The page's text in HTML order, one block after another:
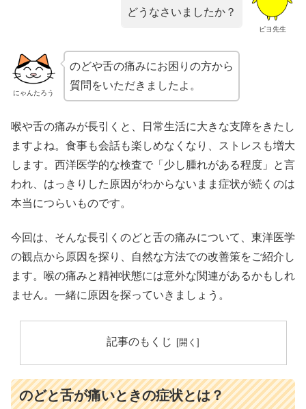
ピヨ先生
どうなさいましたか？
にゃんたろう
のどや舌の痛みにお困りの方から
質問をいただきましたよ。
喉や舌の痛みが長引くと、日常生活に大きな支障をきたし
ますよね。食事も会話も楽しめなくなり、ストレスも増大
します。西洋医学的な検査で「少し腫れがある程度」と言
われ、はっきりした原因がわからないまま症状が続くのは
本当につらいものです。
今回は、そんな長引くのどと舌の痛みについて、東洋医学
の観点から原因を探り、自然な方法での改善策をご紹介し
ます。喉の痛みと精神状態には意外な関連があるかもしれ
ません。一緒に原因を探っていきましょう。
記事のもくじ
のどと舌が痛いときの症状とは？